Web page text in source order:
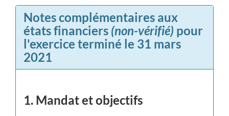
Notes complémentaires aux
états financiers (non-vérifié) pour
l'exercice terminé le 31 mars
2021
1. Mandat et objectifs